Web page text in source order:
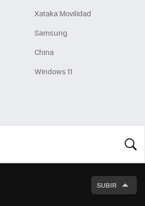
Xataka Movilidad
Samsung
China
Windows 11
SUBIR